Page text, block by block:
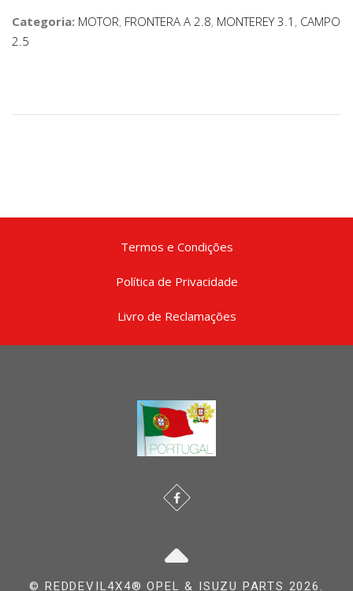
Categoria: MOTOR, FRONTERA A 2.8, MONTEREY 3.1 , CAMPO
2.5
Termos e Condições
Política de Privacidade
Livro de Reclamações
© REDDEVIL4X4® OPEL & ISUZU PARTS 2026.